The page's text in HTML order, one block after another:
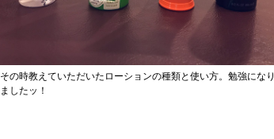
その時教えていただいたローションの種類と使い方。勉強になり
ましたッ！